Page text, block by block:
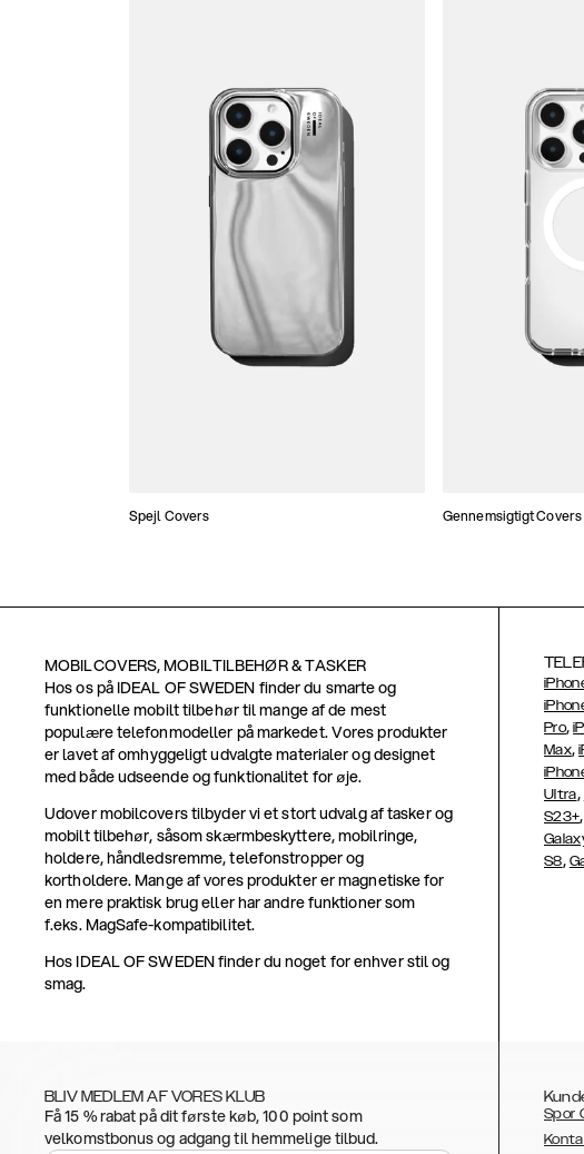
Spejl Covers Gennemsigtigt Covers
MOBILCOVERS, MOBILTILBEHØR & TASKER
Hos os på IDEAL OF SWEDEN finder du smarte og
funktionelle mobilt tilbehør til mange af de mest
populære telefonmodeller på markedet. Vores produkter
er lavet af omhyggeligt udvalgte materialer og designet
med både udseende og funktionalitet for øje.
Udover mobilcovers tilbyder vi et stort udvalg af tasker og
mobilt tilbehør, såsom skærmbeskyttere, mobilringe,
holdere, håndledsremme, telefonstropper og
kortholdere. Mange af vores produkter er magnetiske for
en mere praktisk brug eller har andre funktioner som
f.eks. MagSafe-kompatibilitet.
Hos IDEAL OF SWEDEN finder du noget for enhver stil og
smag.
Pro,
Max,
Ultra,
S23+
S8,
BLIV MEDLEM AF VORES KLUB
Få 15 % rabat på dit første køb, 100 point som
velkomstbonus og adgang til hemmelige tilbud.
Spor